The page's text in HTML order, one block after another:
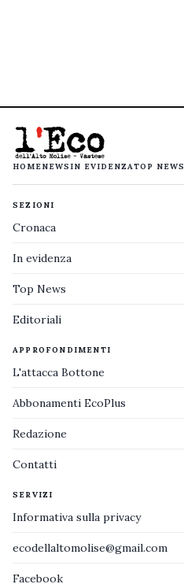
HOMENEWS IN EVIDENZATOP NEWS
SEZIONI
Cronaca
In evidenza
Top News
Editoriali
APPROFONDIMENTI
L'attacca Bottone
Abbonamenti EcoPlus
Redazione
Contatti
SERVIZI
Informativa sulla privacy
ecodellaltomolise@gmail.com
Facebook